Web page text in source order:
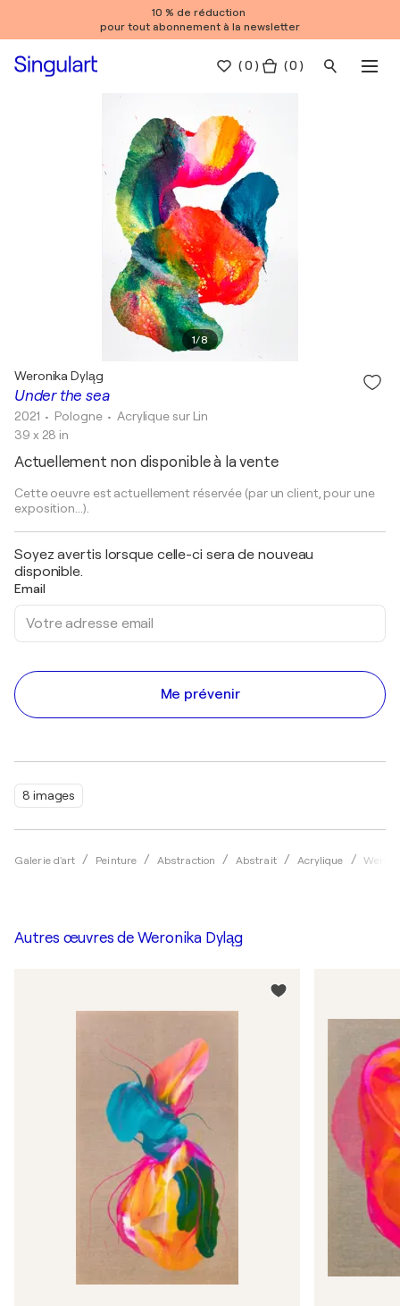
10 % de réduction
pour tout abonnement à la newsletter
(0 ) ( 0 )
1/8
8 images
Galerie d'art Peinture Abstraction Abstrait Acrylique
Under the sea
Weronika Dyląg
2021 • Pologne • Acrylique sur Lin
39 x 28 in
Actuellement non disponible à la vente
Cette oeuvre est actuellement réservée (par un client, pour une
exposition...).
Soyez avertis lorsque celle-ci sera de nouveau
disponible.
Email
Me prévenir
Autres œuvres de Weronika Dyląg